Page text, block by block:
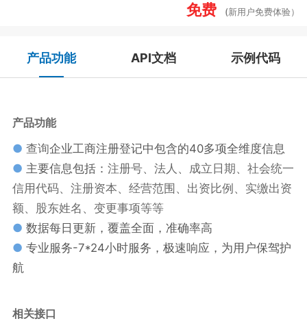
免费 (新用户免费体验）
产品功能 API文档 示例代码
产品功能
● 查询企业工商注册登记中包含的40多项全维度信息
● 主要信息包括： 注册号、法人、成立日期、社会统一
信用代码、注册资本、经营范围、出资比例、实缴出资
额、股东姓名、变更事项等等
● 数据每日更新，覆盖全面，准确率高
● 专业服务-7*24小时服务，极速响应，为用户保驾护
航
相关接口